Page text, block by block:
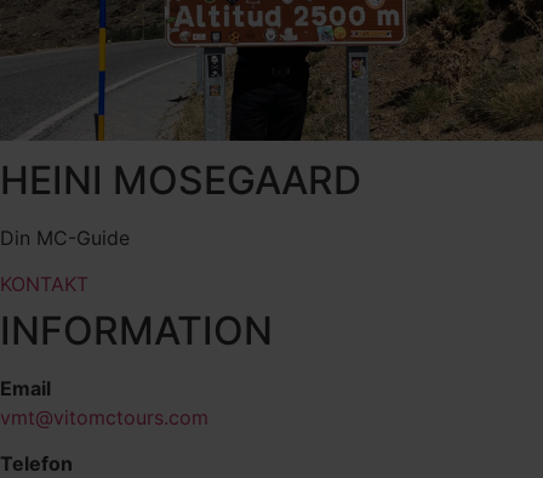
HEINI MOSEGAARD
Din MC-Guide
KONTAKT
INFORMATION
Email
vmt@vitomctours.com
Telefon